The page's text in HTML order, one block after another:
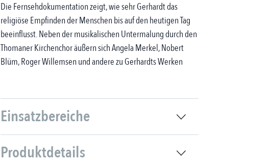
Die Fernsehdokumentation zeigt, wie sehr Gerhardt das
religiöse Empfinden der Menschen bis auf den heutigen Tag
beeinflusst. Neben der musikalischen Untermalung durch den
Thomaner Kirchenchor äußern sich Angela Merkel, Nobert
Blüm, Roger Willemsen und andere zu Gerhardts Werken
Einsatzbereiche
Produktdetails